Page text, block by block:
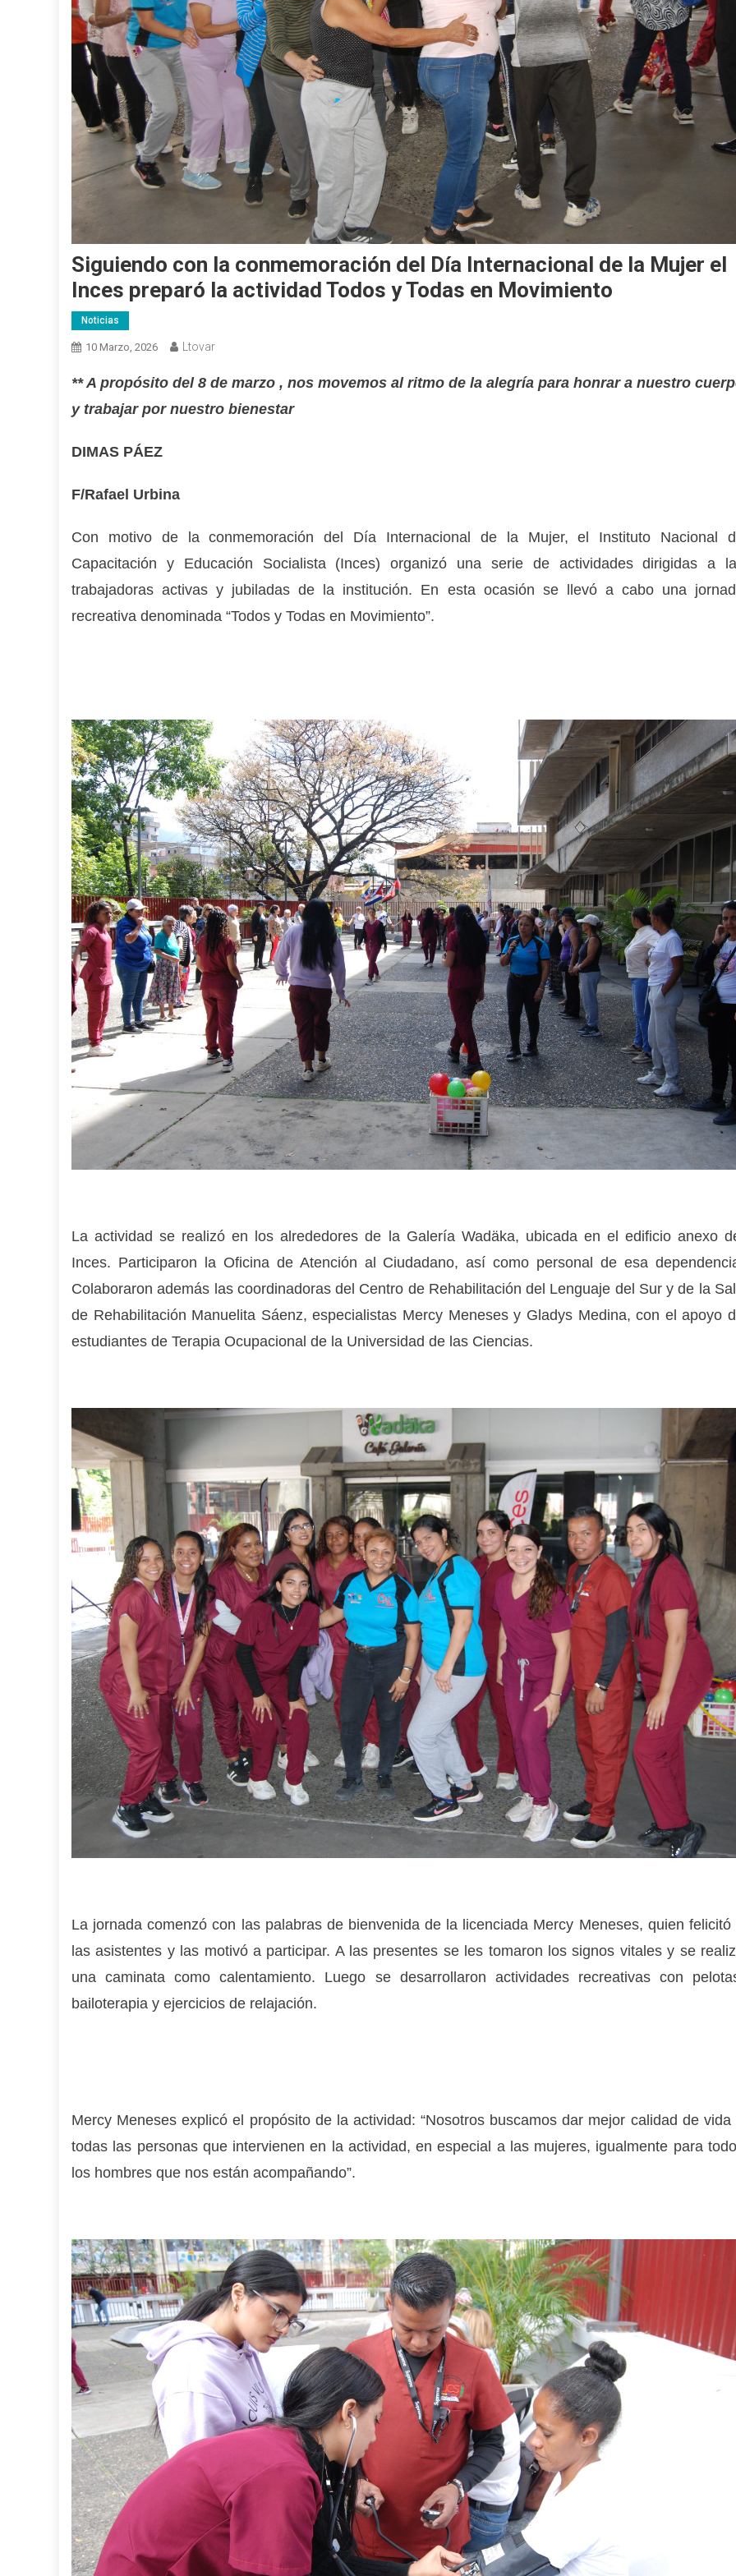
Siguiendo con la conmemoración del Día Internacional de la Mujer el
Inces preparó la actividad Todos y Todas en Movimiento
Noticias
10 Marzo, 2026 Ltovar
** A propósito del 8 de marzo , nos movemos al ritmo de la alegría para honrar a nuestro
y trabajar por nuestro bienestar
DIMAS PÁEZ
F/Rafael Urbina
Con motivo de la conmemoración del Día Internacional de la Mujer, el Instituto Nacional
Capacitación y Educación Socialista (Inces) organizó una serie de actividades dirigidas a
trabajadoras activas y jubiladas de la institución. En esta ocasión se llevó a cabo una
recreativa denominada “Todos y Todas en Movimiento”.
La actividad se realizó en los alrededores de la Galería Wadäka, ubicada en el edificio anexo
Inces. Participaron la Oficina de Atención al Ciudadano, así como personal de esa
Colaboraron además las coordinadoras del Centro de Rehabilitación del Lenguaje del Sur y de la
de Rehabilitación Manuelita Sáenz, especialistas Mercy Meneses y Gladys Medina, con el apoyo
estudiantes de Terapia Ocupacional de la Universidad de las Ciencias.
La jornada comenzó con las palabras de bienvenida de la licenciada Mercy Meneses, quien felicitó
las asistentes y las motivó a participar. A las presentes se les tomaron los signos vitales y se
una caminata como calentamiento. Luego se desarrollaron actividades recreativas con
bailoterapia y ejercicios de relajación.
Mercy Meneses explicó el propósito de la actividad: “Nosotros buscamos dar mejor calidad de vida
todas las personas que intervienen en la actividad, en especial a las mujeres, igualmente para
los hombres que nos están acompañando”.